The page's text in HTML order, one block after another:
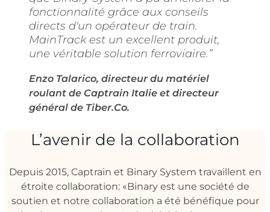
fonctionnalité grâce aux conseils
directs d'un opérateur de train.
MainTrack est un excellent produit,
une véritable solution ferroviaire.”
Enzo Talarico, directeur du matériel
roulant de Captrain Italie et directeur
général de Tiber.Co.
L’avenir de la collaboration
Depuis 2015, Captrain et Binary System travaillent en
étroite collaboration: «Binary est une société de
soutien et notre collaboration a été bénéfique pour